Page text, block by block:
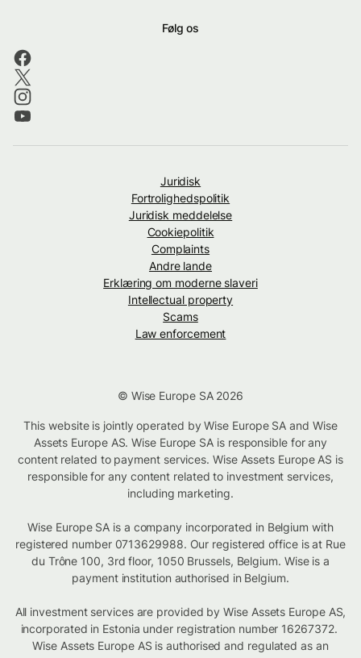
Følg os
Juridisk
Fortrolighedspolitik
Juridisk meddelelse
Cookiepolitik
Complaints
Andre lande
Erklæring om moderne slaveri
Intellectual property
Scams
Law enforcement
© Wise Europe SA 2026
This website is jointly operated by Wise Europe SA and Wise
Assets Europe AS. Wise Europe SA is responsible for any
content related to payment services. Wise Assets Europe AS is
responsible for any content related to investment services,
including marketing.
Wise Europe SA is a company incorporated in Belgium with
registered number 0713629988. Our registered office is at Rue
du Trône 100, 3rd floor, 1050 Brussels, Belgium. Wise is a
payment institution authorised in Belgium.
All investment services are provided by Wise Assets Europe AS,
incorporated in Estonia under registration number 16267372.
Wise Assets Europe AS is authorised and regulated as an